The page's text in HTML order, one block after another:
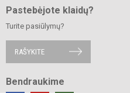
Pastebėjote klaidų?
Turite pasiūlymų?
RAŠYKITE
Bendraukime